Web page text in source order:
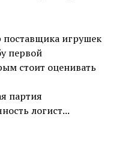
игрушек
первой
стоит оценивать
партия
логист...